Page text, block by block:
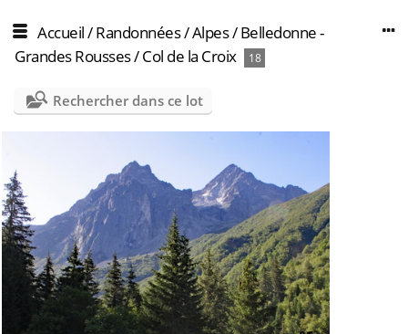
Accueil/Randonnées/Alpes/Belledonne -
Grandes Rousses/Col de la Croix 18
Rechercher dans ce lot